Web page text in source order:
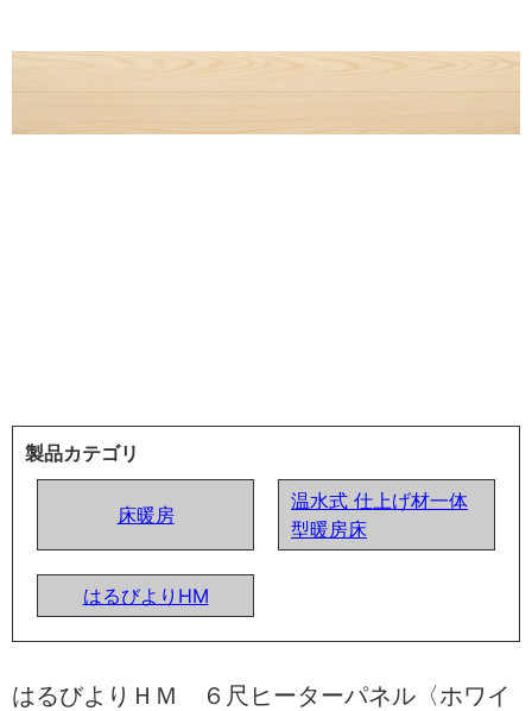
製品カテゴリ
床暖房
温水式 仕上げ材一体
型暖房床
はるびよりHM
はるびよりＨＭ ６尺ヒーターパネル〈ホワイ